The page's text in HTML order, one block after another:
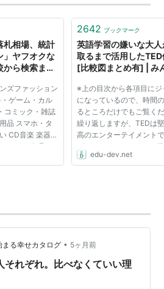
思ってしまいます。 ただ知って
札相場、統計
」ヤフオクな
から検索ま
ズファッション
ゲーム・カル
コミック・雑誌
品 スマホ・タ
CD音楽 楽器
トバイ 食品 ソ
ルスケア ベビ
2642 ブックマーク
英語学習の嫌いな大
取るまで活用した
[比較図まとめ有] | み
※上の目次から各項目に
になっているので、時間
るところだけでもご覧く
繰り返しますが、TEDは
高のエンターテイメント
3行でまとめると、 １．
るリーダー＆スペシャリ
edu-dev.net
る幸せカタログ • 5ヶ月前
それぞれ。比べなくていい理